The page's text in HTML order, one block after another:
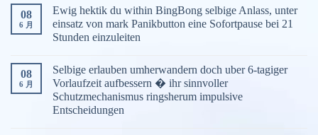
08
6 月
Ewig hektik du within BingBong selbige Anlass, unter
einsatz von mark Panikbutton eine Sofortpause bei 21
Stunden einzuleiten
08
6 月
Selbige erlauben umherwandern doch uber 6-tagiger
Vorlaufzeit aufbessern � ihr sinnvoller
Schutzmechanismus ringsherum impulsive
Entscheidungen